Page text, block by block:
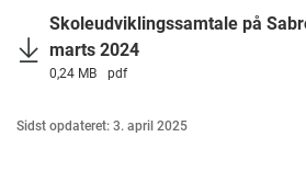
Skoleudviklingssamtale på
marts 2024
0,24 MB pdf
Sidst opdateret: 3. april 2025